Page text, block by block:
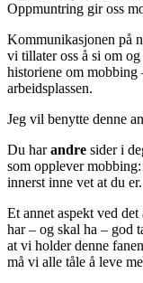
Oppmuntring gir oss
Kommunikasjonen på
vi tillater oss å si om
historiene om mobbing
arbeidsplassen.
Jeg vil benytte denne
Du harandre sider i
som opplever
innerst inne vet at du er.
Et annet aspekt ved
har – og skal ha – god
at vi holder denne
må vi alle tåle å leve